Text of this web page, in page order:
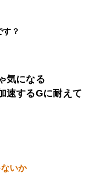
す？
気になる
速するGに耐えて
いか